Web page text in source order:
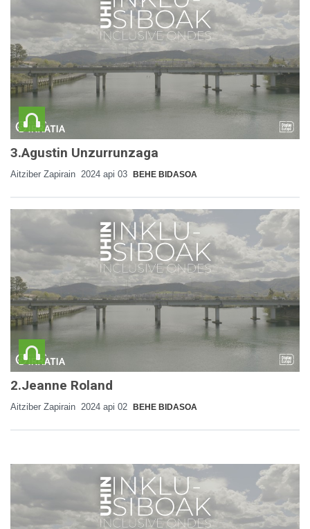
3.Agustin Unzurrunzaga
Aitziber Zapirain 2024 api 03 BEHE BIDASOA
2.Jeanne Roland
Aitziber Zapirain 2024 api 02 BEHE BIDASOA